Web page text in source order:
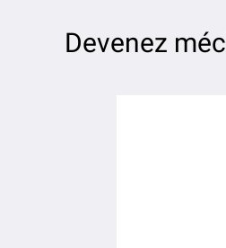
Devenez